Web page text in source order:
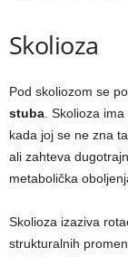
Skolioza
Pod skoliozom se
stuba . Skolioza
kada joj se ne zna
ali zahteva
metabolička
Skolioza izaziva
strukturalnih